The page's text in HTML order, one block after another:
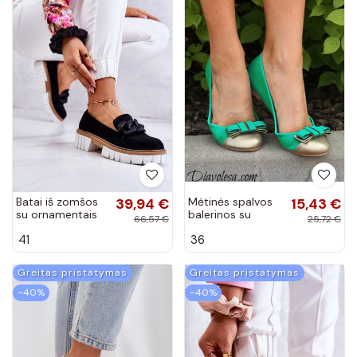
Batai iš zomšos
su ornamentais
Talisa
39,94 €
66,57 €
41
Mėtinės spalvos
balerinos su
nosytėmis
15,43 €
25,72 €
36
Greitas pristatymas
−40%
Greitas pristatymas
−40%